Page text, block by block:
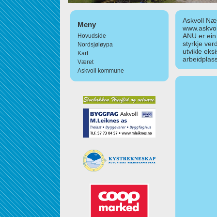
Meny
Hovudside
Nordsjøløypa
Kart
Været
Askvoll kommune
Askvoll
ANU er
styrkje
utvikle